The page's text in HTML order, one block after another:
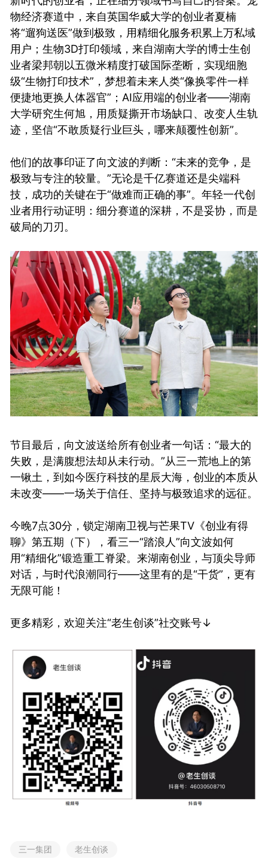
物经济赛道中，来自英国华威大学的创业者夏楠
将“遛狗送医”做到极致，用精细化服务积累上万私域
用户；生物3D打印领域，来自湖南大学的博士生创
业者梁邦朝以五微米精度打破国际垄断，实现细胞
级“生物打印技术”，梦想着未来人类“像换零件一样
便捷地更换人体器官”；AI应用端的创业者——湖南
大学研究生何旭，用质疑撕开市场缺口、改变人生轨
迹，坚信“不敢质疑行业巨头，哪来颠覆性创新”。
他们的故事印证了向文波的判断：“未来的竞争，是
极致与专注的较量。”无论是千亿赛道还是尖端科
技，成功的关键在于“做难而正确的事”。年轻一代创
业者用行动证明：细分赛道的深耕，不是妥协，而是
破局的刀刃。
节目最后，向文波送给所有创业者一句话：“最大的
失败，是满腹想法却从未行动。”从三一荒地上的第
一锹土，到如今医疗科技的星辰大海，创业的本质从
未改变——一场关于信任、坚持与极致追求的远征。
今晚7点30分，锁定湖南卫视与芒果TV《创业有得
聊》第五期（下），看三一“踏浪人”向文波如何
用“精细化”锻造重工脊梁。来湖南创业，与顶尖导师
对话，与时代浪潮同行——这里有的是“干货”，更有
无限可能！
更多精彩，欢迎关注“老生创谈”社交账号↓
三一集团 老生创谈